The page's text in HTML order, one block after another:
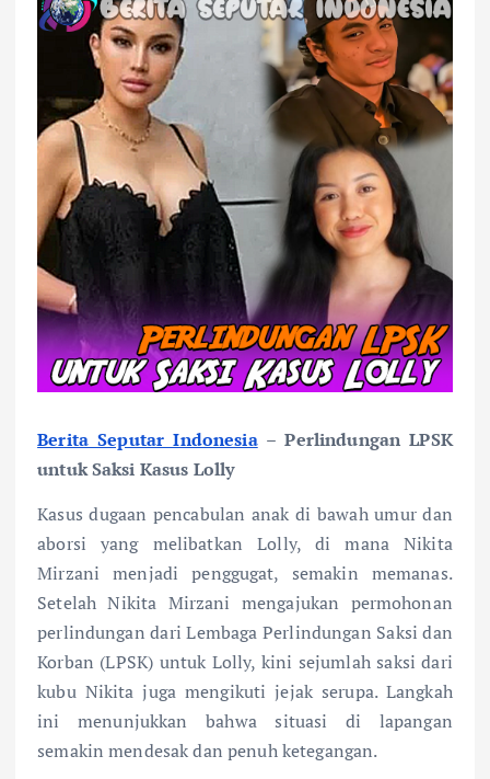
Berita Seputar Indonesia– Perlindungan LPSK
untuk Saksi Kasus Lolly
Kasus dugaan pencabulan anak di bawah umur dan
aborsi yang melibatkan Lolly, di mana Nikita
Mirzani menjadi penggugat, semakin memanas.
Setelah Nikita Mirzani mengajukan permohonan
perlindungan dari Lembaga Perlindungan Saksi dan
Korban (LPSK) untuk Lolly, kini sejumlah saksi dari
kubu Nikita juga mengikuti jejak serupa. Langkah
ini menunjukkan bahwa situasi di lapangan
semakin mendesak dan penuh ketegangan.